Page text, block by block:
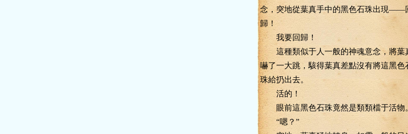
念，突地從葉真手中的黑色石珠出現——
歸！
我要回歸！
這種類似于人一般的神魂意念，將葉
嚇了一大跳，駭得葉真差點沒有將這黑色
珠給扔出去。
活的！
眼前這黑色石珠竟然是類類檔于活物
“嗯？”